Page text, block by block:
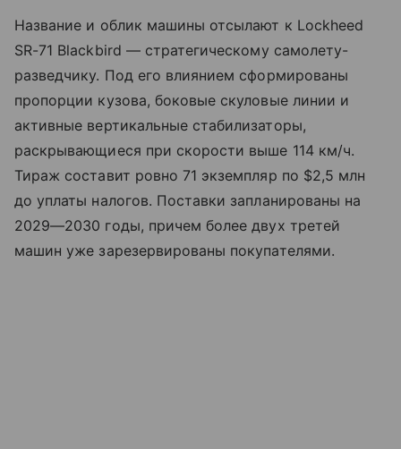
Название и облик машины отсылают к Lockheed
SR-71 Blackbird — стратегическому самолету-
разведчику. Под его влиянием сформированы
пропорции кузова, боковые скуловые линии и
активные вертикальные стабилизаторы,
раскрывающиеся при скорости выше 114 км/ч.
Тираж составит ровно 71 экземпляр по $2,5 млн
до уплаты налогов. Поставки запланированы на
2029—2030 годы, причем более двух третей
машин уже зарезервированы покупателями.